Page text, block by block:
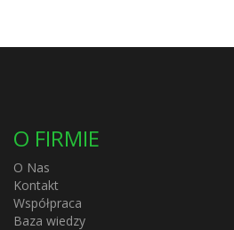
O FIRMIE
O Nas
Kontakt
Współpraca
Baza wiedzy